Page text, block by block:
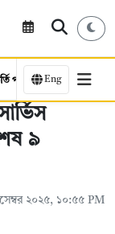
পরীক্ষা কর্মসংস্থান
Eng
৯
২০২৫, ১০:৫৫ PM